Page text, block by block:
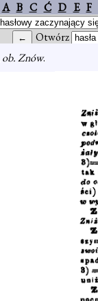
A B C Ć D E F
Otwórz
ob. Znów.